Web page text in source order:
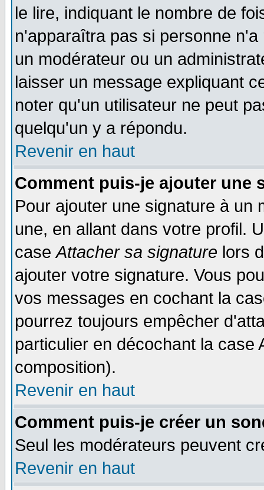
le lire, indiquant le nombre de
n'apparaîtra pas si personne
un modérateur ou un
laisser un message expliquant
noter qu'un utilisateur ne peut
quelqu'un y a répondu.
Revenir en haut
Comment puis-je ajouter une
Pour ajouter une signature à un
une, en allant dans votre profil.
caseAttacher sa signature lors
ajouter votre signature. Vous
vos messages en cochant la
pourrez toujours empêcher
particulier en décochant la
composition).
Revenir en haut
Comment puis-je créer un
Seul les modérateurs peuvent
Revenir en haut